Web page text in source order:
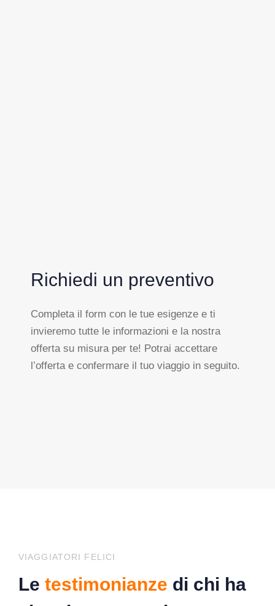
Richiedi un preventivo
Completa il form con le tue esigenze e ti
invieremo tutte le informazioni e la nostra
offerta su misura per te! Potrai accettare
l’offerta e confermare il tuo viaggio in seguito.
VIAGGIATORI FELICI
Le testimonianze di chi ha